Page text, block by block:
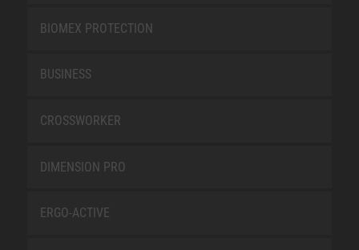
BIOMEX PROTECTION
BUSINESS
CROSSWORKER
DIMENSION PRO
ERGO-ACTIVE